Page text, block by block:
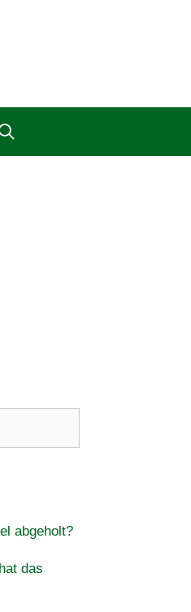
abgeholt?
das